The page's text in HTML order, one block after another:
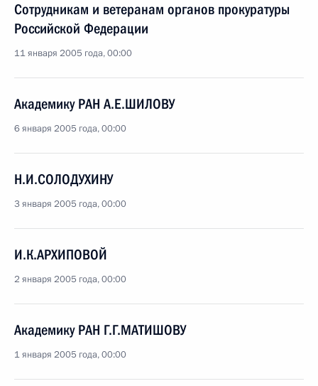
Сотрудникам и ветеранам органов прокуратуры
Российской Федерации
11 января 2005 года, 00:00
Академику РАН А.Е.ШИЛОВУ
6 января 2005 года, 00:00
Н.И.СОЛОДУХИНУ
3 января 2005 года, 00:00
И.К.АРХИПОВОЙ
2 января 2005 года, 00:00
Академику РАН Г.Г.МАТИШОВУ
1 января 2005 года, 00:00